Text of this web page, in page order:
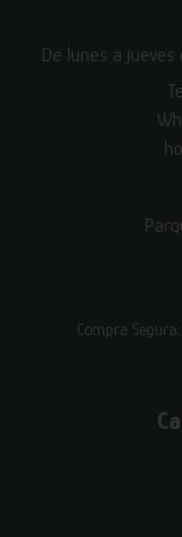
De lunes a
Compra Segura: